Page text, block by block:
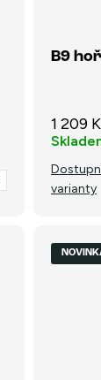
B9
1 209
varianty